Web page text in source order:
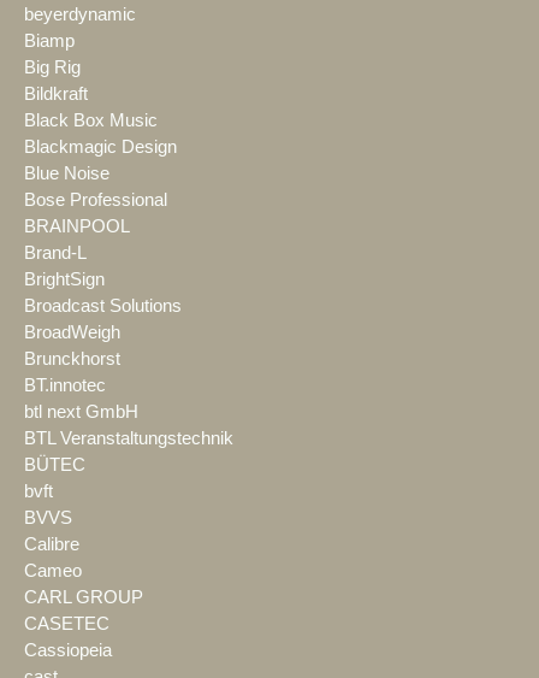
beyerdynamic
Biamp
Big Rig
Bildkraft
Black Box Music
Blackmagic Design
Blue Noise
Bose Professional
BRAINPOOL
Brand-L
BrightSign
Broadcast Solutions
BroadWeigh
Brunckhorst
BT.innotec
btl next GmbH
BTL Veranstaltungstechnik
BÜTEC
bvft
BVVS
Calibre
Cameo
CARL GROUP
CASETEC
Cassiopeia